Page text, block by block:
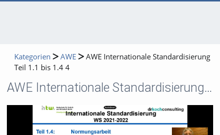
Kategorien AWE
AWE Internationale Standardisierung
Teil 1.1 bis 1.4 4
AWE Internationale Standardisierung Teil 1.1 bis 1.4 4